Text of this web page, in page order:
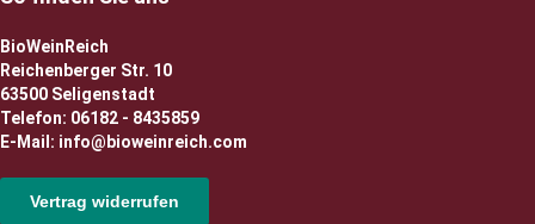
BioWeinReich
Reichenberger Str. 10
63500 Seligenstadt
Telefon: 06182 - 8435859
E-Mail: info@bioweinreich.com
Vertrag widerrufen